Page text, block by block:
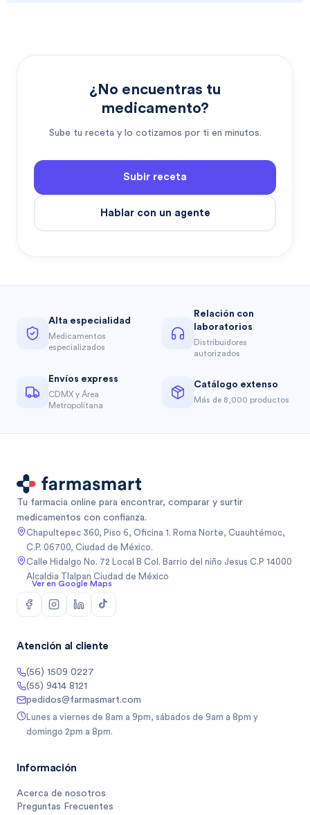
¿No encuentras tu
medicamento?
Sube tu receta y lo cotizamos por ti en minutos.
Subir receta
Hablar con un agente
Alta especialidad
Medicamentos
especializados
Relación con
laboratorios
Distribuidores
autorizados
Envíos express
CDMX y Área
Metropolitana
Catálogo extenso
Más de 8,000 productos
Tu farmacia online para encontrar, comparar y surtir
medicamentos con confianza.
Chapultepec 360, Piso 6, Oficina 1. Roma Norte, Cuauhtémoc,
C.P. 06700, Ciudad de México.
Calle Hidalgo No. 72 Local B Col. Barrio del niño Jesus C.P 14000
Alcaldia Tlalpan Ciudad de México
Ver en Google Maps
Atención al cliente
(56) 1509 0227
(55) 9414 8121
pedidos@farmasmart.com
Lunes a viernes de 8am a 9pm, sábados de 9am a 8pm y
domingo 2pm a 8pm.
Información
Acerca de nosotros
Preguntas Frecuentes